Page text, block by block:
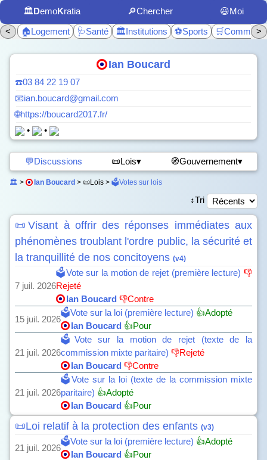
🏛️DemoKratia 🔎Chercher
😃Moi
<
🏠Logement 🩺Santé 🏛️Institutions ⚽Sports >
Ian Boucard
☎️03 84 22 19 07
📧ian.boucard@gmail.com
🌐https://boucard2017.fr/
•
•
💬Discussions 📜Lois▾ 🧭Gouvernement▾
🏛️ > Ian Boucard > 📜Lois > 🗳️Votes sur lois
↕️Tri
📜Visant à offrir des réponses immédiates aux
phénomènes troublant l'ordre public, la sécurité et
la tranquillité de nos concitoyens (v4)
7 juil. 2026
🗳️Vote sur la motion de rejet (première lecture) 👎
Rejeté
Ian Boucard 👎Contre
15 juil. 2026
🗳️Vote sur la loi (première lecture) 👍Adopté
Ian Boucard 👍Pour
21 juil. 2026
🗳️Vote sur la motion de rejet (texte de la
commission mixte paritaire) 👎Rejeté
Ian Boucard 👎Contre
21 juil. 2026
🗳️Vote sur la loi (texte de la commission mixte
paritaire) 👍Adopté
Ian Boucard 👍Pour
📜Loi relatif à la protection des enfants (v3)
21 juil. 2026
🗳️Vote sur la loi (première lecture) 👍Adopté
Ian Boucard 👍Pour